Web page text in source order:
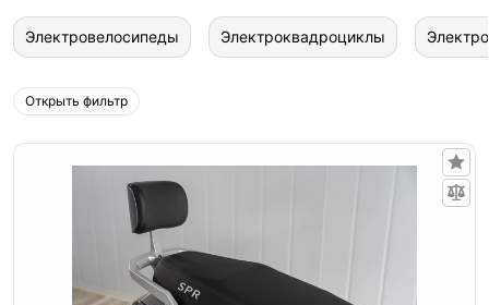
Электровелосипеды Электроквадроциклы
Открыть фильтр